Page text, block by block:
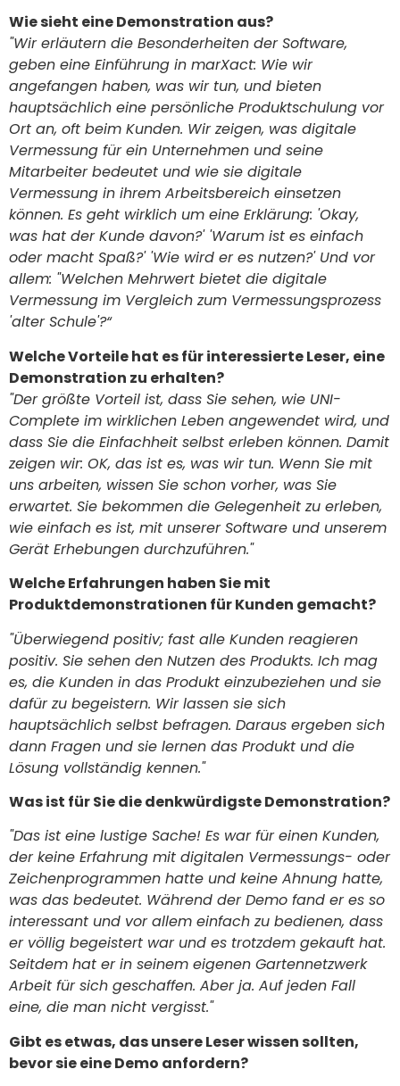
Wie sieht eine Demonstration aus?
"Wir erläutern die Besonderheiten der Software,
geben eine Einführung in marXact: Wie wir
angefangen haben, was wir tun, und bieten
hauptsächlich eine persönliche Produktschulung vor
Ort an, oft beim Kunden. Wir zeigen, was digitale
Vermessung für ein Unternehmen und seine
Mitarbeiter bedeutet und wie sie digitale
Vermessung in ihrem Arbeitsbereich einsetzen
können. Es geht wirklich um eine Erklärung: 'Okay,
was hat der Kunde davon?' 'Warum ist es einfach
oder macht Spaß?' 'Wie wird er es nutzen?' Und vor
allem: "Welchen Mehrwert bietet die digitale
Vermessung im Vergleich zum Vermessungsprozess
'alter Schule'?“
Welche Vorteile hat es für interessierte Leser, eine
Demonstration zu erhalten?
"Der größte Vorteil ist, dass Sie sehen, wie UNI-
Complete im wirklichen Leben angewendet wird, und
dass Sie die Einfachheit selbst erleben können. Damit
zeigen wir: OK, das ist es, was wir tun. Wenn Sie mit
uns arbeiten, wissen Sie schon vorher, was Sie
erwartet. Sie bekommen die Gelegenheit zu erleben,
wie einfach es ist, mit unserer Software und unserem
Gerät Erhebungen durchzuführen."
Welche Erfahrungen haben Sie mit
Produktdemonstrationen für Kunden gemacht?
"Überwiegend positiv; fast alle Kunden reagieren
positiv. Sie sehen den Nutzen des Produkts. Ich mag
es, die Kunden in das Produkt einzubeziehen und sie
dafür zu begeistern. Wir lassen sie sich
hauptsächlich selbst befragen. Daraus ergeben sich
dann Fragen und sie lernen das Produkt und die
Lösung vollständig kennen."
Was ist für Sie die denkwürdigste Demonstration?
"Das ist eine lustige Sache! Es war für einen Kunden,
der keine Erfahrung mit digitalen Vermessungs- oder
Zeichenprogrammen hatte und keine Ahnung hatte,
was das bedeutet. Während der Demo fand er es so
interessant und vor allem einfach zu bedienen, dass
er völlig begeistert war und es trotzdem gekauft hat.
Seitdem hat er in seinem eigenen Gartennetzwerk
Arbeit für sich geschaffen. Aber ja. Auf jeden Fall
eine, die man nicht vergisst."
Gibt es etwas, das unsere Leser wissen sollten,
bevor sie eine Demo anfordern?